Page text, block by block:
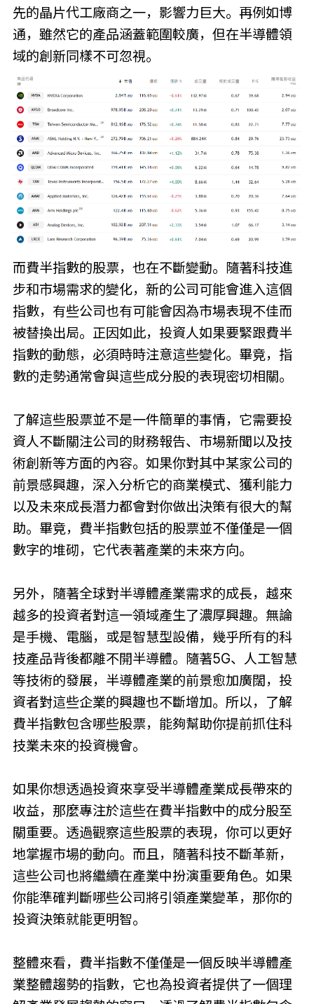
先的晶片代工廠商之一，影響力巨大。再例如博
通，雖然它的產品涵蓋範圍較廣，但在半導體領
域的創新同樣不可忽視。
而費半指數的股票，也在不斷變動。隨著科技進
步和市場需求的變化，新的公司可能會進入這個
指數，有些公司也有可能會因為市場表現不佳而
被替換出局。正因如此，投資人如果要緊跟費半
指數的動態，必須時時注意這些變化。畢竟，指
數的走勢通常會與這些成分股的表現密切相關。
了解這些股票並不是一件簡單的事情，它需要投
資人不斷關注公司的財務報告、市場新聞以及技
術創新等方面的內容。如果你對其中某家公司的
前景感興趣，深入分析它的商業模式、獲利能力
以及未來成長潛力都會對你做出決策有很大的幫
助。畢竟，費半指數包括的股票並不僅僅是一個
數字的堆砌，它代表著產業的未來方向。
另外，隨著全球對半導體產業需求的成長，越來
越多的投資者對這一領域產生了濃厚興趣。無論
是手機、電腦，或是智慧型設備，幾乎所有的科
技產品背後都離不開半導體。隨著5G、人工智慧
等技術的發展，半導體產業的前景愈加廣闊，投
資者對這些企業的興趣也不斷增加。所以，了解
費半指數包含哪些股票，能夠幫助你提前抓住科
技業未來的投資機會。
如果你想透過投資來享受半導體產業成長帶來的
收益，那麼專注於這些在費半指數中的成分股至
關重要。透過觀察這些股票的表現，你可以更好
地掌握市場的動向。而且，隨著科技不斷革新，
這些公司也將繼續在產業中扮演重要角色。如果
你能準確判斷哪些公司將引領產業變革，那你的
投資決策就能更明智。
整體來看，費半指數不僅僅是一個反映半導體產
業整體趨勢的指數，它也為投資者提供了一個理